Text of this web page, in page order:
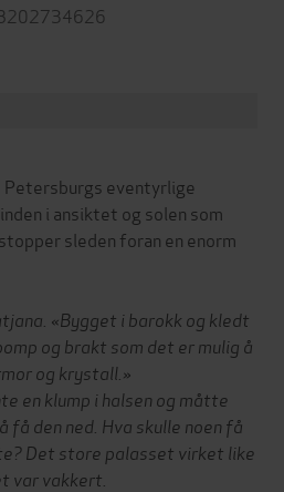
Petersburgs eventyrlige
i ansiktet og solen som
sleden foran en enorm
«Bygget i barokk og kledt
og brakt som det er mulig å
og krystall.»
en klump i halsen og måtte
den ned. Hva skulle noen få
Det store palasset virket like
var vakkert.